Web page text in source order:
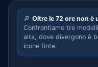
🔎 Oltre le 72 ore non è
Confrontiamo tre
alta, dove divergono è
icone finte.